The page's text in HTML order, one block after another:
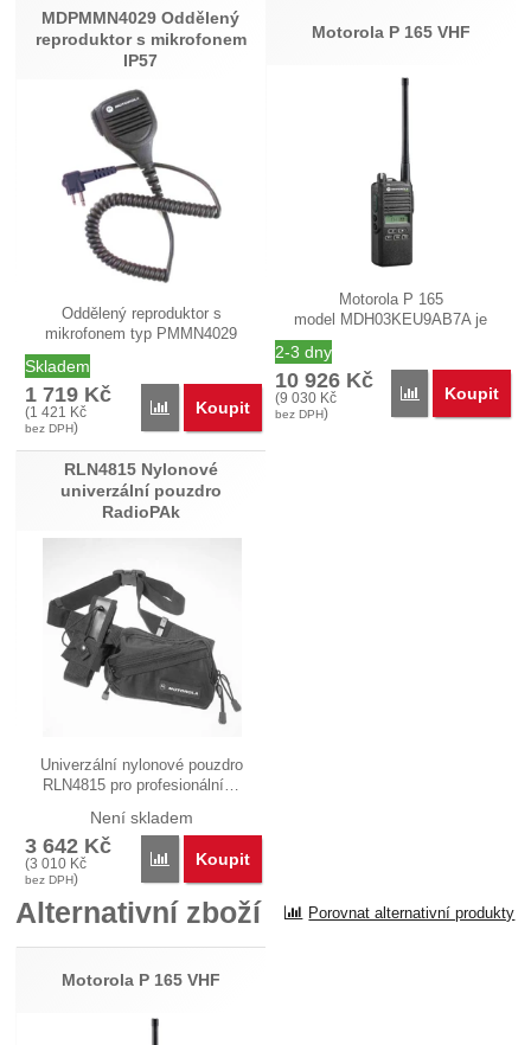
Nebyla přidána žádná recenze.
MDPMMN4029 Oddělený
reproduktor s mikrofonem
IP57
Oddělený reproduktor s
mikrofonem typ PMMN4029
Skladem
1 719 Kč
(1 421 Kč
bez DPH)
Porovnat
Koupit
Motorola P 165 VHF
Motorola P 165
model MDH03KEU9AB7A je
přenosná 99 kanálová…
2-3 dny
10 926 Kč
(9 030 Kč
bez DPH)
Porovnat
Koupit
RLN4815 Nylonové
univerzální pouzdro
RadioPAk
Univerzální nylonové pouzdro
RLN4815 pro profesionální…
Není skladem
3 642 Kč
(3 010 Kč
bez DPH)
Porovnat
Koupit
Alternativní zboží Porovnat alternativní produkty
Motorola P 165 VHF